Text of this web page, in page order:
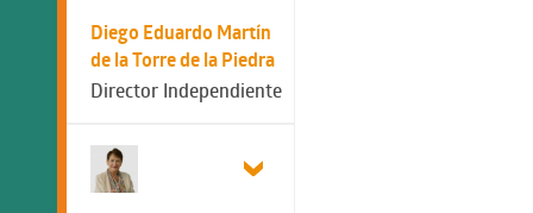
Diego Eduardo Martín
de la Torre de la Piedra
Director Independiente